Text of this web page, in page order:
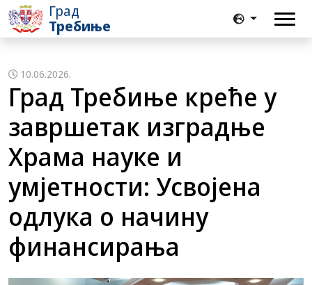
Град
Требиње
10.06.2026.
Град Требиње креће у
завршетак изградње
Храма науке и
умјетности: Усвојена
одлука о начину
финансирања